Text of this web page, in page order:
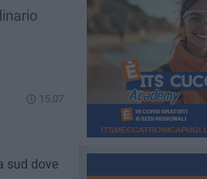
15.07
sud dove